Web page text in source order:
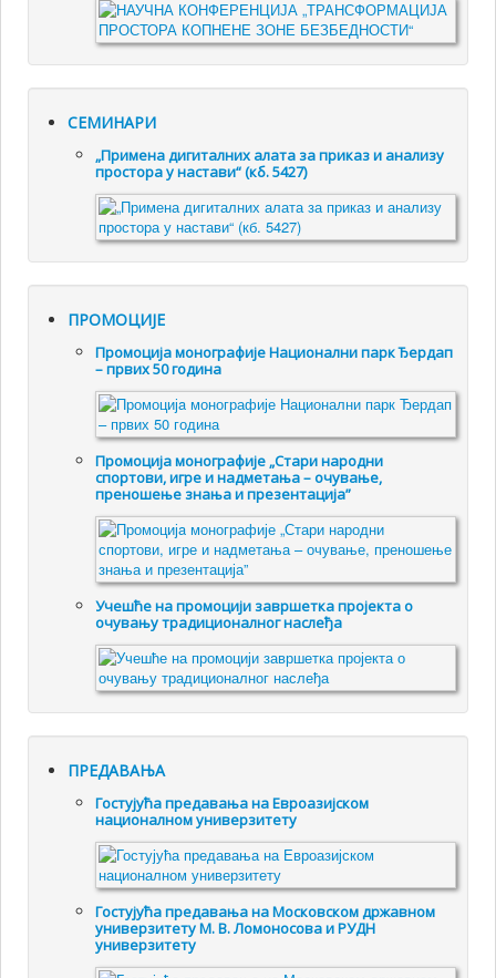
СЕМИНАРИ
„Примена дигиталних алата за приказ и анализу
простора у настави“ (кб. 5427)
ПРОМОЦИЈЕ
Промоцијa монографије Национални парк Ђердап
– првих 50 година
Промоцијa монографије „Стари народни
спортови, игре и надметања – очување,
преношење знања и презентација”
Учешће на промоцији завршетка пројекта о
очувању традиционалног наслеђа
ПРЕДАВАЊА
Гостујућа предавања на Евроазијском
националном универзитету
Гостујућа предавања на Московском државном
универзитету М. В. Ломоносова и РУДН
универзитету